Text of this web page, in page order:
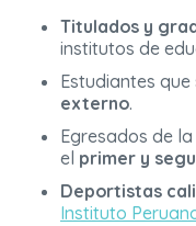
Titulados y
institutos de
Estudiantes que
externo.
Egresados de
el primer y
Deportistas
Instituto